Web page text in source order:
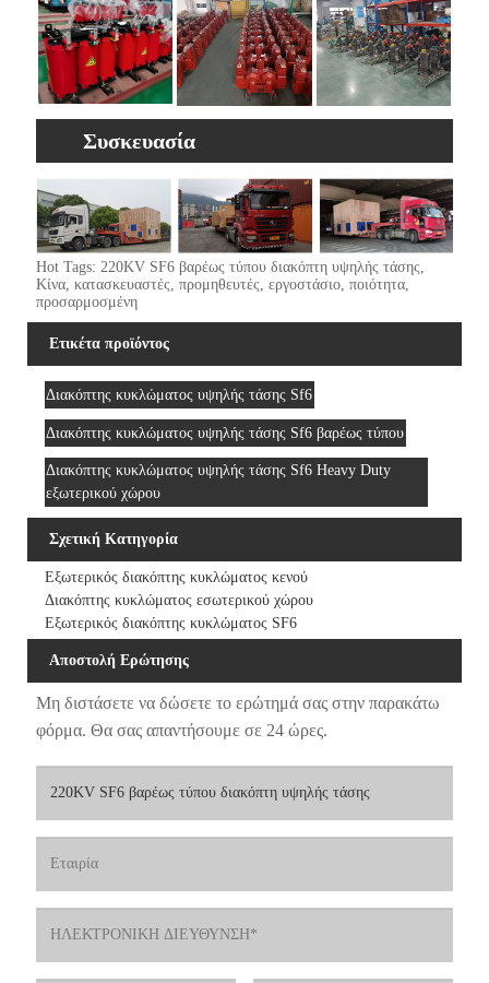
Συσκευασία
Hot Tags: 220KV SF6 βαρέως τύπου διακόπτη υψηλής τάσης,
Κίνα, κατασκευαστές, προμηθευτές, εργοστάσιο, ποιότητα,
προσαρμοσμένη
Ετικέτα προϊόντος
Διακόπτης κυκλώματος υψηλής τάσης Sf6
Διακόπτης κυκλώματος υψηλής τάσης Sf6 βαρέως τύπου
Διακόπτης κυκλώματος υψηλής τάσης Sf6 Heavy Duty
εξωτερικού χώρου
Σχετική Κατηγορία
Εξωτερικός διακόπτης κυκλώματος κενού
Διακόπτης κυκλώματος εσωτερικού χώρου
Εξωτερικός διακόπτης κυκλώματος SF6
Αποστολή Ερώτησης
Μη διστάσετε να δώσετε το ερώτημά σας στην παρακάτω
φόρμα. Θα σας απαντήσουμε σε 24 ώρες.